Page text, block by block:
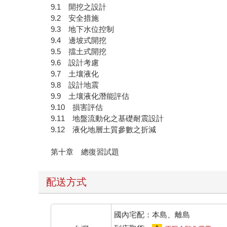
9.1 開挖之設計
9.2 安全措施
9.3 地下水位控制
9.4 邊坡式開挖
9.5 擋土式開挖
9.6 設計考慮
9.7 土壤液化
9.8 設計地震
9.9 土壤液化潛能評估
9.10 損害評估
9.11 地盤流動化之基礎耐震設計
9.12 液化地層土質參數之折減
第十章 總復習試題
配送方式
國內宅配：本島、離島